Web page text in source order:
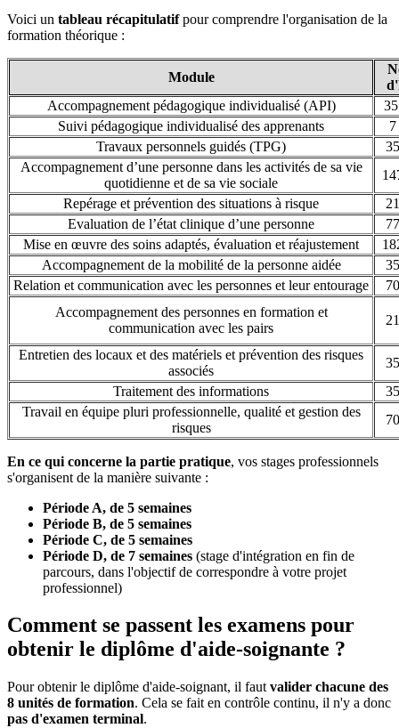
Voici un tableau récapitulatifpour comprendre l'organisation de la
formation théorique :
Module
Accompagnement pédagogique individualisé (API)
Suivi pédagogique individualisé des apprenants
7
Travaux personnels guidés (TPG)
Accompagnement d’une personne dans les activités de sa vie
quotidienne et de sa vie sociale
Repérage et prévention des situations à risque
Evaluation de l’état clinique d’une personne
Mise en œuvre des soins adaptés, évaluation et réajustement
Accompagnement de la mobilité de la personne aidée
Relation et communication avec les personnes et leur entourage
Accompagnement des personnes en formation et
communication avec les pairs
Entretien des locaux et des matériels et prévention des risques
associés
Traitement des informations
Travail en équipe pluri professionnelle, qualité et gestion des
risques
En ce qui concerne la partie pratique, vos stages professionnels
s'organisent de la manière suivante :
Période A, de 5 semaines
Période B, de 5 semaines
Période C, de 5 semaines
Période D, de 7 semaines (stage d'intégration en fin de
parcours, dans l'objectif de correspondre à votre projet
professionnel)
Comment se passent les examens pour
obtenir le diplôme d'aide-soignante ?
Pour obtenir le diplôme d'aide-soignant, il faut valider chacune des
8 unités de formation. Cela se fait en contrôle continu, il n'y a donc
pas d'examen terminal.